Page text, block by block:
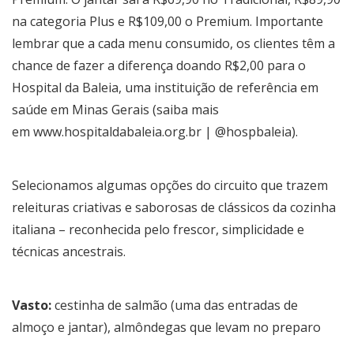
na categoria Plus e R$109,00 o Premium. Importante
lembrar que a cada menu consumido, os clientes têm a
chance de fazer a diferença doando R$2,00 para o
Hospital da Baleia, uma instituição de referência em
saúde em Minas Gerais (saiba mais
em www.hospitaldabaleia.org.br | @hospbaleia).
Selecionamos algumas opções do circuito que trazem
releituras criativas e saborosas de clássicos da cozinha
italiana – reconhecida pelo frescor, simplicidade e
técnicas ancestrais.
Vasto:cestinha de salmão (uma das entradas de
almoço e jantar), almôndegas que levam no preparo